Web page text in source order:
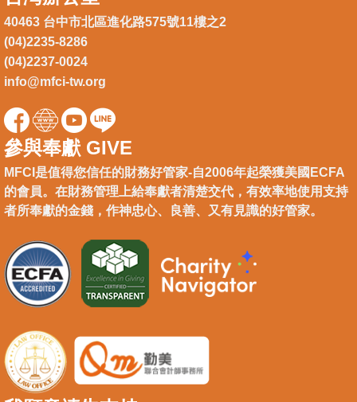
40463 台中市北區進化路575號11樓之2
(04)2235-8286
(04)2237-0024
info@mfci-tw.org
參與奉獻 GIVE
MFCI是值得您信任的財務好管家-自2006年起榮獲美國ECFA
的會員。在財務管理上給奉獻者清楚交代，有效率地使用支持
者所奉獻的金錢，作神忠心、良善、又有見識的好管家。